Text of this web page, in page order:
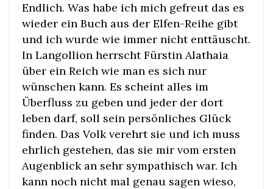
Endlich. Was habe ich mich gefreut das es
wieder ein Buch aus der Elfen-Reihe gibt
und ich wurde wie immer nicht enttäuscht.
In Langollion herrscht Fürstin Alathaia
über ein Reich wie man es sich nur
wünschen kann. Es scheint alles im
Überfluss zu geben und jeder der dort
leben darf, soll sein persönliches Glück
finden. Das Volk verehrt sie und ich muss
ehrlich gestehen, das sie mir vom ersten
Augenblick an sehr sympathisch war. Ich
kann noch nicht mal genau sagen wieso,